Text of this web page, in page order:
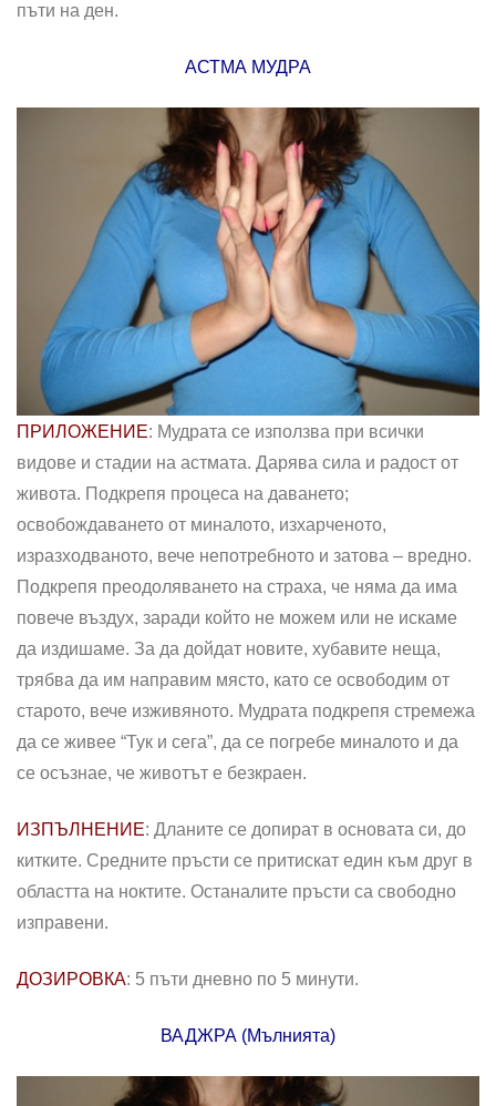
пъти на ден.
АСТМА МУДРА
ПРИЛОЖЕНИЕ: Мудрата се използва при всички
видове и стадии на астмата. Дарява сила и радост от
живота. Подкрепя процеса на даването;
освобождаването от миналото, изхарченото,
изразходваното, вече непотребното и затова – вредно.
Подкрепя преодоляването на страха, че няма да има
повече въздух, заради който не можем или не искаме
да издишаме. За да дойдат новите, хубавите неща,
трябва да им направим място, като се освободим от
старото, вече изживяното. Мудрата подкрепя стремежа
да се живее “Тук и сега”, да се погребе миналото и да
се осъзнае, че животът е безкраен.
ИЗПЪЛНЕНИЕ: Дланите се допират в основата си, до
китките. Средните пръсти се притискат един към друг в
областта на ноктите. Останалите пръсти са свободно
изправени.
ДОЗИРОВКА: 5 пъти дневно по 5 минути.
ВАДЖРА (Мълнията)